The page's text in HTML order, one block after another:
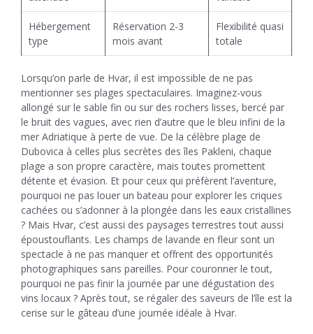
Hébergement
type
Réservation 2-3
mois avant
Flexibilité quasi
totale
Lorsqu’on parle de Hvar, il est impossible de ne pas
mentionner ses plages spectaculaires. Imaginez-vous
allongé sur le sable fin ou sur des rochers lisses, bercé par
le bruit des vagues, avec rien d’autre que le bleu infini de la
mer Adriatique à perte de vue. De la célèbre plage de
Dubovica à celles plus secrètes des îles Pakleni, chaque
plage a son propre caractère, mais toutes promettent
détente et évasion. Et pour ceux qui préfèrent l’aventure,
pourquoi ne pas louer un bateau pour explorer les criques
cachées ou s’adonner à la plongée dans les eaux cristallines
? Mais Hvar, c’est aussi des paysages terrestres tout aussi
époustouflants. Les champs de lavande en fleur sont un
spectacle à ne pas manquer et offrent des opportunités
photographiques sans pareilles. Pour couronner le tout,
pourquoi ne pas finir la journée par une dégustation des
vins locaux ? Après tout, se régaler des saveurs de l’île est la
cerise sur le gâteau d’une journée idéale à Hvar.